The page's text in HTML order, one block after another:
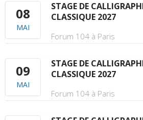
08
MAI
STAGE DE
CLASSIQUE 2027
Forum 104 à Paris
09
MAI
STAGE DE
CLASSIQUE 2027
Forum 104 à Paris